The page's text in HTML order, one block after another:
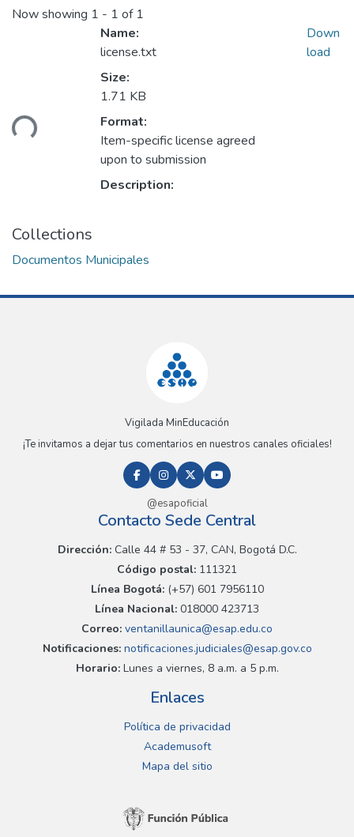
Now showing 1 - 1 of 1
Name:
license.txt
Size:
1.71 KB
Format:
Item-specific license agreed
upon to submission
Description:
Down
load
Collections
Documentos Municipales
Vigilada MinEducación
¡Te invitamos a dejar tus comentarios en nuestros canales oficiales!
@esapoficial
Contacto Sede Central
Dirección:Calle 44 # 53 - 37, CAN, Bogotá D.C.
Código postal: 111321
Línea Bogotá:(+57) 601 7956110
Línea Nacional: 018000 423713
Correo: ventanillaunica@esap.edu.co
Notificaciones:notificaciones.judiciales@esap.gov.co
Horario:Lunes a viernes, 8 a.m. a 5 p.m.
Enlaces
Política de privacidad
Academusoft
Mapa del sitio